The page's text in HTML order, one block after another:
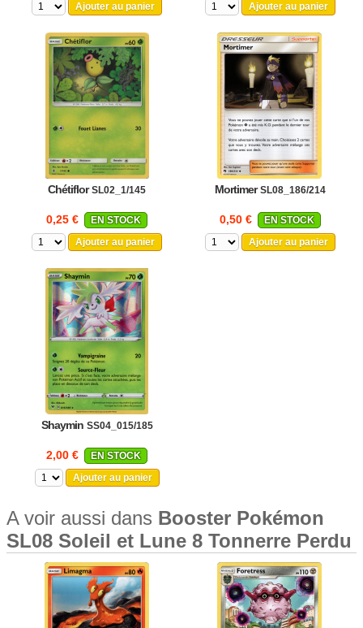
Ajouter au panier
Ajouter au panier
Chétiflor SL02_1/145
0,25 €
EN STOCK
Ajouter au panier
Mortimer SL08_186/214
0,50 €
EN STOCK
Ajouter au panier
Shaymin SS04_015/185
2,00 €
EN STOCK
Ajouter au panier
A voir aussi dans Booster Pokémon
SL08 Soleil et Lune 8 Tonnerre Perdu